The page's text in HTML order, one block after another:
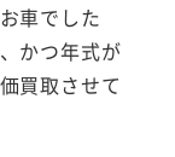
車でした
かつ年式が
買取させて